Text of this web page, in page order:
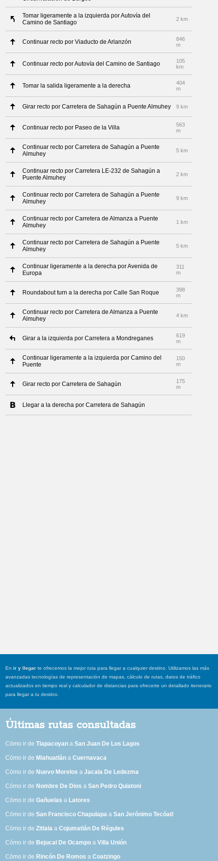
Tomar ligeramente a la izquierda por Autovía del
Camino de Santiago
2 km
Continuar recto por Viaducto de Arlanzón
846
m
Continuar recto por Autovía del Camino de Santiago
105
km
Tomar la salida ligeramente a la derecha
404
m
Girar recto por Carretera de Sahagún a Puente Almuhey 9 km
Continuar recto por Paseo de la Villa
563
m
Continuar recto por Carretera de Sahagún a Puente
Almuhey
5 km
Continuar recto por Carretera LE-232 de Sahagún a
Puente Almuhey
2 km
Continuar recto por Carretera de Sahagún a Puente
Almuhey
9 km
Continuar recto por Carretera de Almanza a Puente
Almuhey
1 km
Continuar recto por Carretera de Sahagún a Puente
Almuhey
5 km
Continuar ligeramente a la derecha por Avenida de
Europa
311
m
Roundabout turn a la derecha por Calle San Roque
398
m
Continuar recto por Carretera de Almanza a Puente
Almuhey
4 km
Girar a la izquierda por Carretera a Mondreganes
619
m
Continuar ligeramente a la izquierda por Camino del
Puente
150
m
Girar recto por Carretera de Sahagún
175
m
Llegar a la derecha por Carretera de Sahagún
Enir y llegar te ofrecemos la mejor ruta para llegar a cualquier destino. Utilizamos las más
avanzadas tecnologías de representación de mapas, cálculo de rutas, datos de tráfico
actualizados en tiempo real y calculador de distancias para ofrecerte un detallado itenerario
para llegar a tu destino.
Últimas rutas consultadas
Cómo ir deTlapacoyan aSan Juan De Los Lagos
Cómo ir de Miahuatlán aCuernavaca
Cómo ir de Nuevo Morelos aJacala De Ledezma
Cómo ir de Nombre De Dios aSan Pedro Quiatoni
Cómo ir deGañuelas a Latores
Cómo ir deSan Francisco Chapulapa aSan Jerónimo Tecóatl
Cómo ir deZitlala aCojumatlán De Régules
Cómo ir de Bejucal De Ocampo aVilla Unión
Cómo ir de Rincón De Romos aCoatzingo